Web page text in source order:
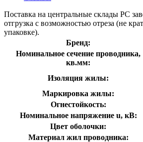
Поставка на центральные склады РС
отгрузка с возможностью отреза (не
упаковке).
Бренд:
Номинальное сечение проводника,
кв.мм:
Изоляция жилы:
Маркировка жилы:
Огнестойкость:
Номинальное напряжение u, кВ:
Цвет оболочки:
Материал жил проводника: